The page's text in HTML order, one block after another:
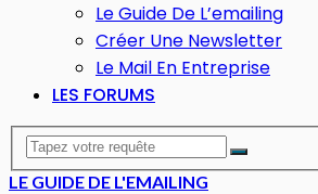
Le Guide De L’emailing
Créer Une Newsletter
Le Mail En Entreprise
LES FORUMS
LE GUIDE DE L'EMAILING